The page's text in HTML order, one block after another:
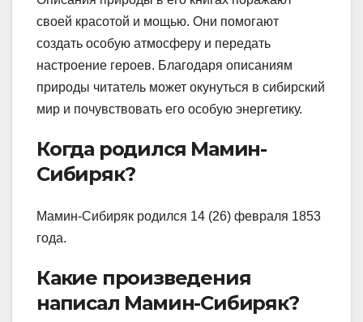
своей красотой и мощью. Они помогают
создать особую атмосферу и передать
настроение героев. Благодаря описаниям
природы читатель может окунуться в сибирский
мир и почувствовать его особую энергетику.
Когда родился Мамин-
Сибиряк?
Мамин-Сибиряк родился 14 (26) февраля 1853
года.
Какие произведения
написал Мамин-Сибиряк?